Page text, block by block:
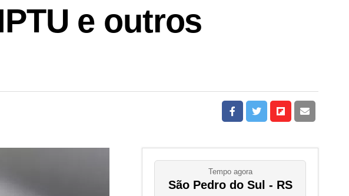
e outros
Tempo agora
São Pedro do Sul - RS